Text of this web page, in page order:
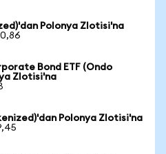
Polonya Zlotisi'na
Bond ETF (Ondo
Zlotisi'na
Polonya Zlotisi'na